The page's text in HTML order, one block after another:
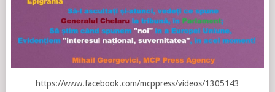
https://www.facebook.com/mcppress/videos/1305143